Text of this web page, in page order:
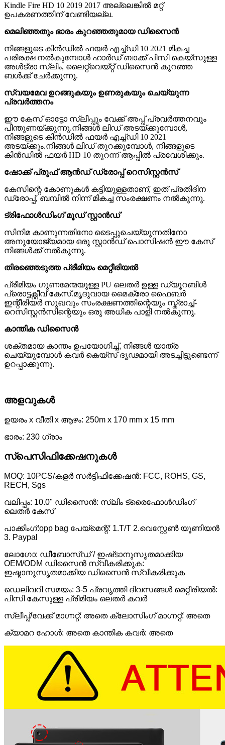
Kindle Fire HD 10 2019 2017 അല്ലെങ്കിൽ മറ്റ്
ഉപകരണത്തിന് വേണ്ടിയല്ല.
മെലിഞ്ഞതും ഭാരം കുറഞ്ഞതുമായ ഡിസൈൻ
നിങ്ങളുടെ കിൻഡിൽ ഫയർ എച്ച്‌ഡി 10 2021 മികച്ച
പരിരക്ഷ നൽകുമ്പോൾ ഹാർഡ് ബാക്ക് പിസി കെയ്‌സുള്ള
അൾട്രാ സ്ലിം, ലൈറ്റ്‌വെയ്റ്റ് ഡിസൈൻ കുറഞ്ഞ
ബൾക്ക് ചേർക്കുന്നു.
സ്വയമേവ ഉറങ്ങുകയും ഉണരുകയും ചെയ്യുന്ന
പ്രവർത്തനം
ഈ കേസ് ഓട്ടോ സ്ലീപ്പും വേക്ക് അപ്പ് പ്രവർത്തനവും
പിന്തുണയ്ക്കുന്നു.നിങ്ങൾ ലിഡ് അടയ്ക്കുമ്പോൾ,
നിങ്ങളുടെ കിൻഡിൽ ഫയർ എച്ച്ഡി 10 2021
അടയ്‌ക്കും.നിങ്ങൾ ലിഡ് തുറക്കുമ്പോൾ, നിങ്ങളുടെ
കിൻഡിൽ ഫയർ HD 10 തുറന്ന് ആപ്പിൽ പ്രവേശിക്കും.
ഷോക്ക് പ്രൂഫ് ആൻഡ് ഡ്രോപ്പ് റെസിസ്റ്റൻസ്
കേസിന്റെ കോണുകൾ കട്ടിയുള്ളതാണ്, ഇത് പ്രതിദിന
ഡ്രോപ്പ്, ബമ്പിൽ നിന്ന് മികച്ച സംരക്ഷണം നൽകുന്നു.
ട്രിഫോൾഡിംഗ് മൂഡ് സ്റ്റാൻഡ്
സിനിമ കാണുന്നതിനോ ടൈപ്പുചെയ്യുന്നതിനോ
അനുയോജ്യമായ ഒരു സ്റ്റാൻഡ് പൊസിഷൻ ഈ കേസ്
നിങ്ങൾക്ക് നൽകുന്നു.
തിരഞ്ഞെടുത്ത പ്രീമിയം മെറ്റീരിയൽ
പ്രീമിയം ഗുണമേന്മയുള്ള PU ലെതർ ഉള്ള ഡ്യൂറബിൾ
പ്രൊട്ടക്റ്റീവ് കേസ്.മൃദുവായ മൈക്രോ ഫൈബർ
ഇന്റീരിയർ സുഖവും സംരക്ഷണത്തിന്റെയും സ്ക്രാച്ച്-
റെസിസ്റ്റൻസിന്റെയും ഒരു അധിക പാളി നൽകുന്നു.
കാന്തിക ഡിസൈൻ
ശക്തമായ കാന്തം ഉപയോഗിച്ച്, നിങ്ങൾ യാത്ര
ചെയ്യുമ്പോൾ കവർ കെയ്‌സ് ദൃഢമായി അടച്ചിട്ടുണ്ടെന്ന്
ഉറപ്പാക്കുന്നു.
അളവുകൾ
ഉയരം x വീതി x ആഴം: 250m x 170 mm x 15 mm
ഭാരം: 230 ഗ്രാം
സ്പെസിഫിക്കേഷനുകൾ
MOQ: 10PCS/കളർ സർട്ടിഫിക്കേഷൻ: FCC, ROHS, GS,
RECH, Sgs
വലിപ്പം: 10.0" ഡിസൈൻ: സ്ലിം ട്രൈഫോൾഡിംഗ്
ലെതർ കേസ്
പാക്കിംഗ്:opp bag പേയ്‌മെന്റ്: 1.T/T 2.വെസ്റ്റേൺ യൂണിയൻ
3. Paypal
ലോഗോ: ഡീബോസ്ഡ് / ഇഷ്‌ടാനുസൃതമാക്കിയ
OEM/ODM ഡിസൈൻ സ്വീകരിക്കുക:
ഇഷ്ടാനുസൃതമാക്കിയ ഡിസൈൻ സ്വീകരിക്കുക
ഡെലിവറി സമയം: 3-5 പ്രവൃത്തി ദിവസങ്ങൾ മെറ്റീരിയൽ:
പിസി കേസുള്ള പ്രീമിയം ലെതർ കവർ
സ്ലീപ്പ്/വേക്ക് മാഗ്നറ്റ്: അതെ ക്ലോസിംഗ് മാഗ്നറ്റ്: അതെ
ക്യാമറ ഹോൾ: അതെ കാന്തിക കവർ: അതെ